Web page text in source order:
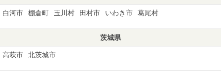
白河市 棚倉町 玉川村 田村市 いわき市 葛尾村
茨城県
高萩市 北茨城市